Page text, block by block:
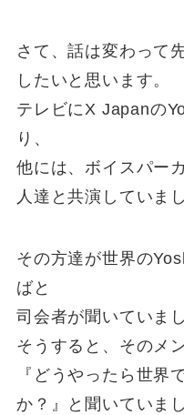
さて、話は変わって
したいと思います。
テレビにX Japanの
り、
他には、ボイスパー
人達と共演していま
その方達が世界の
ばと
司会者が聞いていまし
そうすると、そのメ
『どうやったら世界
か？』と聞いていまし